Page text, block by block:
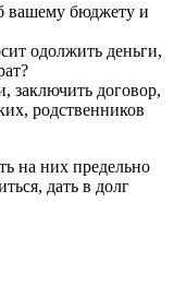
вашему бюджету и
одолжить деньги,
заключить договор,
родственников
на них предельно
дать в долг